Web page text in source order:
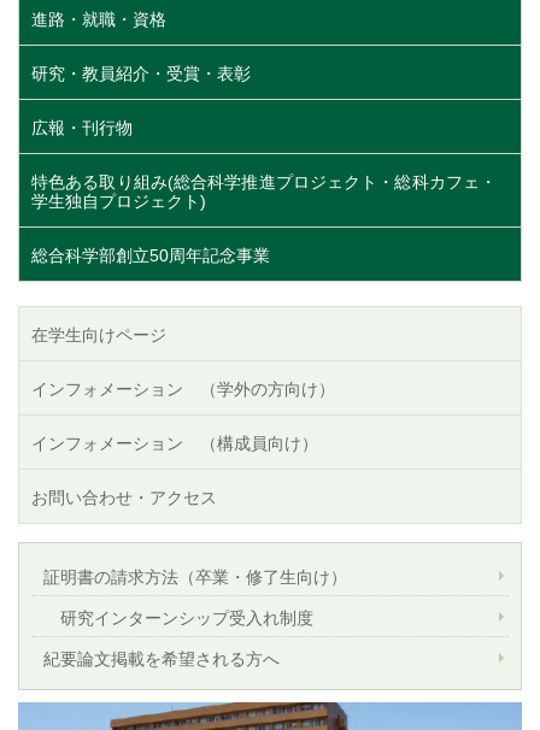
進路・就職・資格
研究・教員紹介・受賞・表彰
広報・刊行物
特色ある取り組み(総合科学推進プロジェクト・総科カフェ・
学生独自プロジェクト)
総合科学部創立50周年記念事業
在学生向けページ
インフォメーション （学外の方向け）
インフォメーション （構成員向け）
お問い合わせ・アクセス
証明書の請求方法（卒業・修了生向け）
研究インターンシップ受入れ制度
紀要論文掲載を希望される方へ